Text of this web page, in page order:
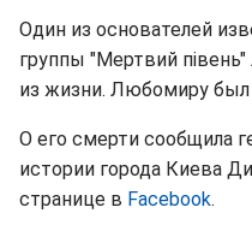
Один из основателей
группы "Мертвий
из жизни. Любомиру был
О его смерти сообщила
истории города Киева
странице в Facebook.